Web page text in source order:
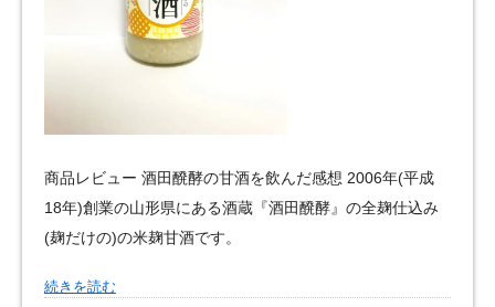
商品レビュー 酒田醗酵の甘酒を飲んだ感想 2006年(平成
18年)創業の山形県にある酒蔵『酒田醗酵』の全麹仕込み
(麹だけの)の米麹甘酒です。
続きを読む